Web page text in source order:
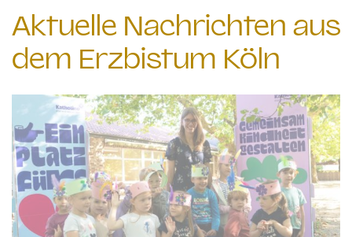
Aktuelle Nachrichten aus
dem Erzbistum Köln